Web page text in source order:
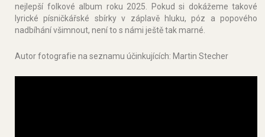
nejlepší folkové album roku 2025. Pokud si dokážeme takové
lyrické písničkářské sbírky v záplavě hluku, póz a popového
nadbíhání všimnout, není to s námi ještě tak marné.
Autor fotografie na seznamu účinkujících: Martin Stecher